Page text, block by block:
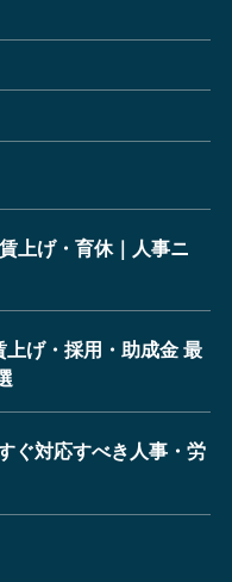
上げ・育休｜人事ニ
上げ・採用・助成金 最
ぐ対応すべき人事・労